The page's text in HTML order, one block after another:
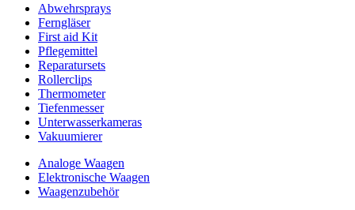
Abwehrsprays
Ferngläser
First aid Kit
Pflegemittel
Reparatursets
Rollerclips
Thermometer
Tiefenmesser
Unterwasserkameras
Vakuumierer
Analoge Waagen
Elektronische Waagen
Waagenzubehör